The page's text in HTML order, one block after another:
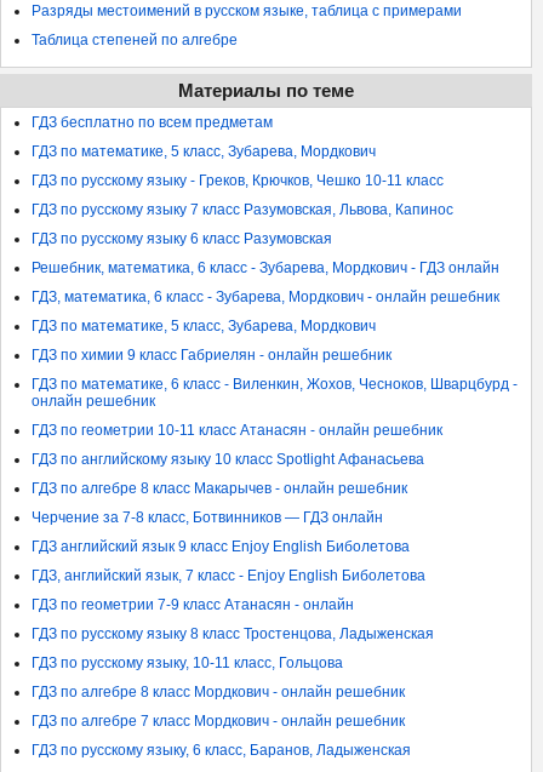
Разряды местоимений в русском языке, таблица с примерами
Таблица степеней по алгебре
Материалы по теме
ГДЗ бесплатно по всем предметам
ГДЗ по математике, 5 класс, Зубарева, Мордкович
ГДЗ по русскому языку - Греков, Крючков, Чешко 10-11 класс
ГДЗ по русскому языку 7 класс Разумовская, Львова, Капинос
ГДЗ по русскому языку 6 класс Разумовская
Решебник, математика, 6 класс - Зубарева, Мордкович - ГДЗ онлайн
ГДЗ, математика, 6 класс - Зубарева, Мордкович - онлайн решебник
ГДЗ по математике, 5 класс, Зубарева, Мордкович
ГДЗ по химии 9 класс Габриелян - онлайн решебник
ГДЗ по математике, 6 класс - Виленкин, Жохов, Чесноков, Шварцбурд -
онлайн решебник
ГДЗ по геометрии 10-11 класс Атанасян - онлайн решебник
ГДЗ по английскому языку 10 класс Spotlight Афанасьева
ГДЗ по алгебре 8 класс Макарычев - онлайн решебник
Черчение за 7-8 класс, Ботвинников — ГДЗ онлайн
ГДЗ английский язык 9 класс Enjoy English Биболетова
ГДЗ, английский язык, 7 класс - Enjoy English Биболетова
ГДЗ по геометрии 7-9 класс Атанасян - онлайн
ГДЗ по русскому языку 8 класс Тростенцова, Ладыженская
ГДЗ по русскому языку, 10-11 класс, Гольцова
ГДЗ по алгебре 8 класс Мордкович - онлайн решебник
ГДЗ по алгебре 7 класс Мордкович - онлайн решебник
ГДЗ по русскому языку, 6 класс, Баранов, Ладыженская